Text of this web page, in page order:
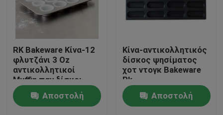
Ποιοτικός έλεγχος
Μας ελάτε σε επαφή με
Ειδήσεις
RK Bakeware Κίνα-12
φλυτζάνι 3 Oz
αντικολλητικοί
Muffin παν δίσκοι
ψησίματος
αλουμινίου FDA
εμπορικοί
Αποστολή
Κίνα-αντικολλητικός
δίσκος ψησίματος
χοτ ντογκ Bakeware
Rk
Αποστολή